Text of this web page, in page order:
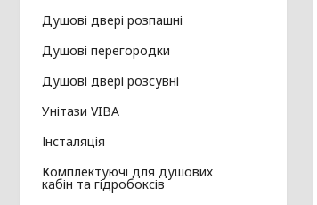
Душові двері розпашні
Душові перегородки
Душові двері розсувні
Унітази VIBA
Інсталяція
Комплектуючі для душових
кабін та гідробоксів